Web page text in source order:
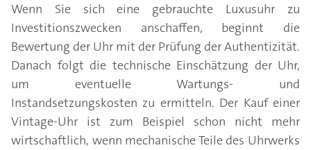
Wenn Sie sich eine gebrauchte Luxusuhr zu
Investitionszwecken anschaffen, beginnt die
Bewertung der Uhr mit der Prüfung der Authentizität.
Danach folgt die technische Einschätzung der Uhr,
um eventuelle Wartungs- und
Instandsetzungskosten zu ermitteln. Der Kauf einer
Vintage-Uhr ist zum Beispiel schon nicht mehr
wirtschaftlich, wenn mechanische Teile des Uhrwerks